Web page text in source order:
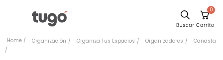
0
Organización Organiza Tus Espacios Organizadores Canasta